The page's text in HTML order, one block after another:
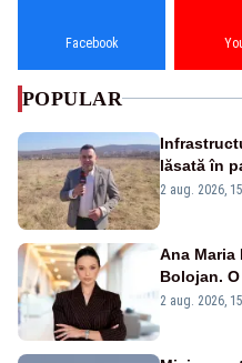
Facebook
POPULAR
lăsată în
2 aug. 2026,
Ana Maria
Bolojan.
emisiunii
2 aug. 2026,